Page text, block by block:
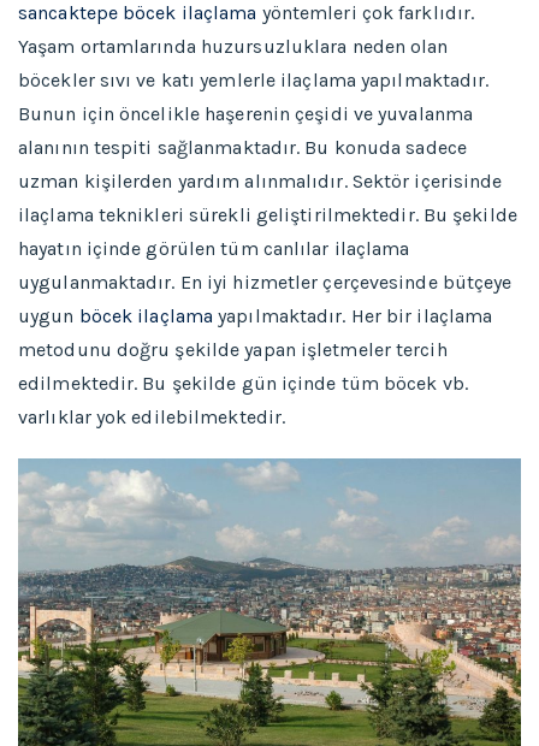
sancaktepe böcek ilaçlama yöntemleri çok farklıdır.
Yaşam ortamlarında huzursuzluklara neden olan
böcekler sıvı ve katı yemlerle ilaçlama yapılmaktadır.
Bunun için öncelikle haşerenin çeşidi ve yuvalanma
alanının tespiti sağlanmaktadır. Bu konuda sadece
uzman kişilerden yardım alınmalıdır. Sektör içerisinde
ilaçlama teknikleri sürekli geliştirilmektedir. Bu şekilde
hayatın içinde görülen tüm canlılar ilaçlama
uygulanmaktadır. En iyi hizmetler çerçevesinde bütçeye
uygun böcek ilaçlama yapılmaktadır. Her bir ilaçlama
metodunu doğru şekilde yapan işletmeler tercih
edilmektedir. Bu şekilde gün içinde tüm böcek vb.
varlıklar yok edilebilmektedir.